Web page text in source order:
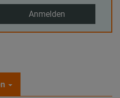
Anmelden